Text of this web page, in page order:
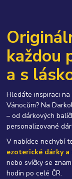
každou
a s
Hledáte inspiraci
Vánocům? Na
– od dárkových
personalizované
V nabídce nechybí
ezoterické dárky a
nebo svíčky se
hodin po celé ČR.